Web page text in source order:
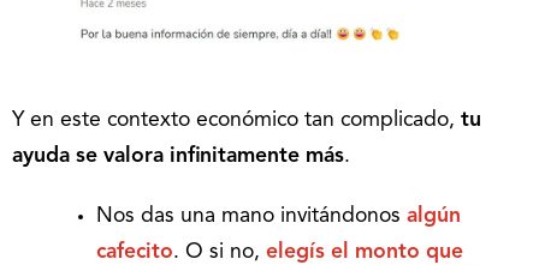
Y en este contexto económico tan complicado, tu
ayuda se valora infinitamente más.
Nos das una mano invitándonos algún
cafecito. O si no, elegís el monto que